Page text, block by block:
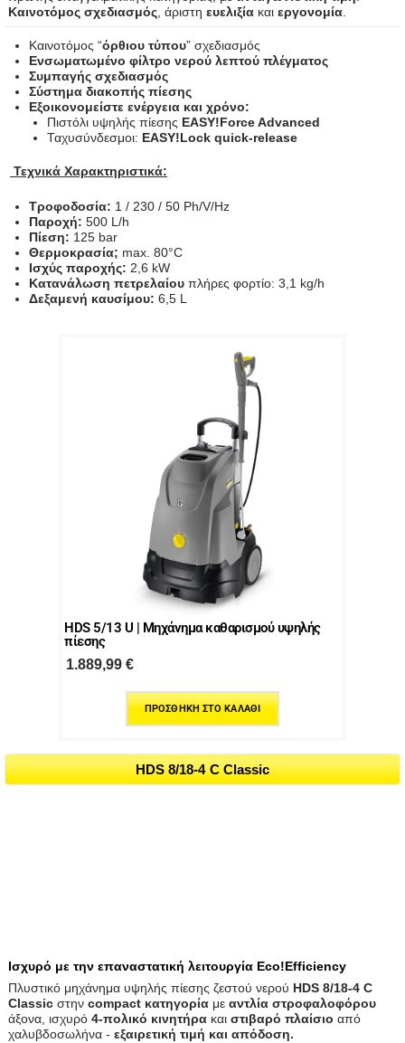
Καινοτόμος σχεδιασμός, άριστη ευελιξία και εργονομία.
Καινοτόμος “όρθιου τύπου” σχεδιασμός
Ενσωματωμένο φίλτρο νερού λεπτού πλέγματος
Συμπαγής σχεδιασμός
Σύστημα διακοπής πίεσης
Εξοικονομείστε ενέργεια και χρόνο:
Πιστόλι υψηλής πίεσης EASY!Force Advanced
Ταχυσύνδεσμοι: EASY!Lock quick-release
Τεχνικά Χαρακτηριστικά:
Τροφοδοσία: 1 / 230 / 50 Ph/V/Hz
Παροχή: 500 L/h
Πίεση: 125 bar
Θερμοκρασία; max. 80°C
Ισχύς παροχής: 2,6 kW
Κατανάλωση πετρελαίουπλήρες φορτίο: 3,1 kg/h
Δεξαμενή καυσίμου: 6,5 L
HDS 5/13 U | Μηχάνημα καθαρισμού υψηλής
πίεσης
1.889,99€
ΠΡΟΣΘΉΚΗ ΣΤΟ ΚΑΛΆΘΙ
HDS 8/18-4 C Classic
Ισχυρό με την επαναστατική λειτουργία Eco!Efficiency
Πλυστικό μηχάνημα υψηλής πίεσης ζεστού νερού HDS 8/18-4 C
Classic στην compact κατηγορία με αντλία στροφαλοφόρου
άξονα, ισχυρό 4-πολικό κινητήρα και στιβαρό πλαίσιο από
χαλυβδοσωλήνα - εξαιρετική τιμή και απόδοση.